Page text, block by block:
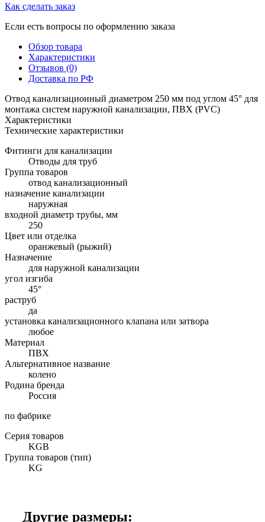
Как сделать заказ
Если есть вопросы по оформлению заказа
Обзор товара
Характеристики
Отзывов (0)
Доставка по РФ
Отвод канализационный диаметром 250 мм под углом 45° для
монтажа систем наружной канализации, ПВХ (PVC)
Характеристики
Технические характеристики
Фитинги для канализации
Отводы для труб
Группа товаров
отвод канализационный
назначение канализации
наружная
входной диаметр трубы, мм
250
Цвет или отделка
оранжевый (рыжий)
Назначение
для наружной канализации
угол изгиба
45°
раструб
да
установка канализационного клапана или затвора
любое
Материал
ПВХ
Альтернативное название
колено
Родина бренда
Россия
по фабрике
Серия товаров
KGB
Группа товаров (тип)
KG
Другие размеры: